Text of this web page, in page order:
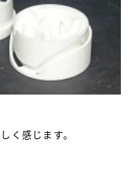
く感じます。